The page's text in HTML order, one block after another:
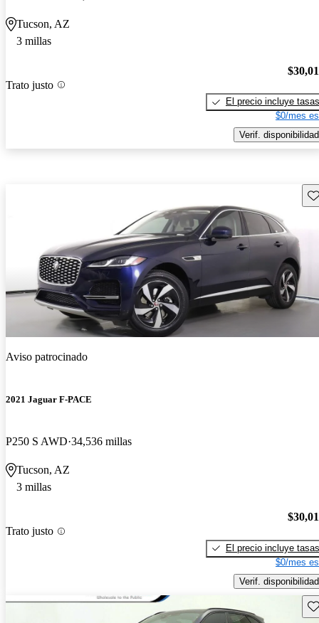
Tucson, AZ
3 millas
Trato justo
El precio incluye tasas
$0/mes
Verif. disponibilidad
Aviso patrocinado
2021 Jaguar F-PACE
P250 S AWD 34,536 millas
Tucson, AZ
3 millas
Trato justo
El precio incluye tasas
$0/mes
Verif. disponibilidad